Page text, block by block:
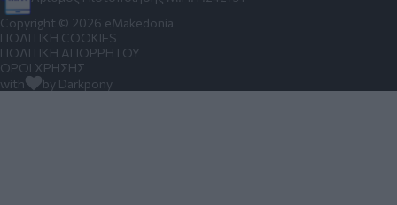
Copyright © 2026 eMakedonia
ΠΟΛΙΤΙΚΗ COOKIES
ΠΟΛΙΤΙΚΗ ΑΠΟΡΡΗΤΟΥ
ΟΡΟΙ ΧΡΗΣΗΣ
with
by Darkpony